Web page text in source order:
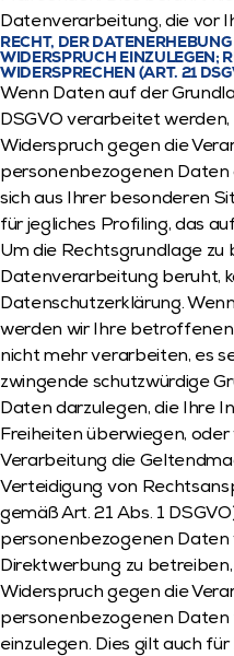
Datenverarbeitung, die vor
RECHT, DER
WIDERSPRUCH EINZULEGEN;
WIDERSPRECHEN (ART. 21
Wenn Daten auf der
DSGVO verarbeitet
Widerspruch gegen die
personenbezogenen Daten
sich aus Ihrer besonderen
für jegliches Profiling, das
Um die Rechtsgrundlage
Datenverarbeitung beruht,
Datenschutzerklärung.
werden wir Ihre
nicht mehr verarbeiten, es
zwingende schutzwürdige
Daten darzulegen, die Ihre
Freiheiten überwiegen,
Verarbeitung die
Verteidigung von
gemäß Art. 21 Abs. 1
personenbezogenen
Direktwerbung zu
Widerspruch gegen die
personenbezogenen Daten
einzulegen. Dies gilt auch